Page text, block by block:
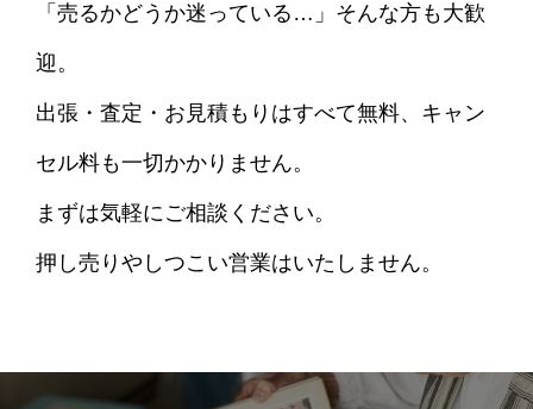
「売るかどうか迷っている…」そんな方も大歓
迎。
出張・査定・お見積もりはすべて無料、キャン
セル料も一切かかりません。
まずは気軽にご相談ください。
押し売りやしつこい営業はいたしません。